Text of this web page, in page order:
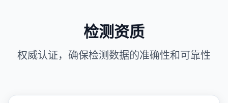
检测资质
权威认证，确保检测数据的准确性和可靠性